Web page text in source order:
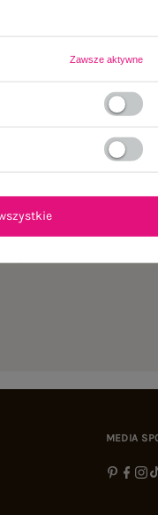
MEDIA
Zawsze aktywne